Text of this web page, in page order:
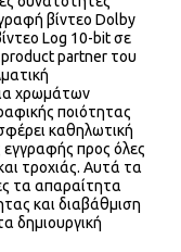
βίντεο Dolby
Log 10-bit σε
partner του
χρωμάτων
ποιότητας
καθηλωτική
εγγραφής προς όλες
τροχιάς. Αυτά τα
τα απαραίτητα
και διαβάθμιση
δημιουργική